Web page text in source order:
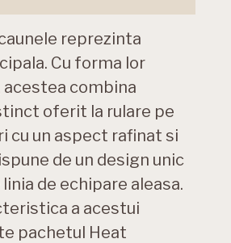
reprezinta
Cu forma lor
combina
oferit la rulare pe
cu un aspect rafinat si
de un design unic
de echipare aleasa.
a acestui
pachetul Heat